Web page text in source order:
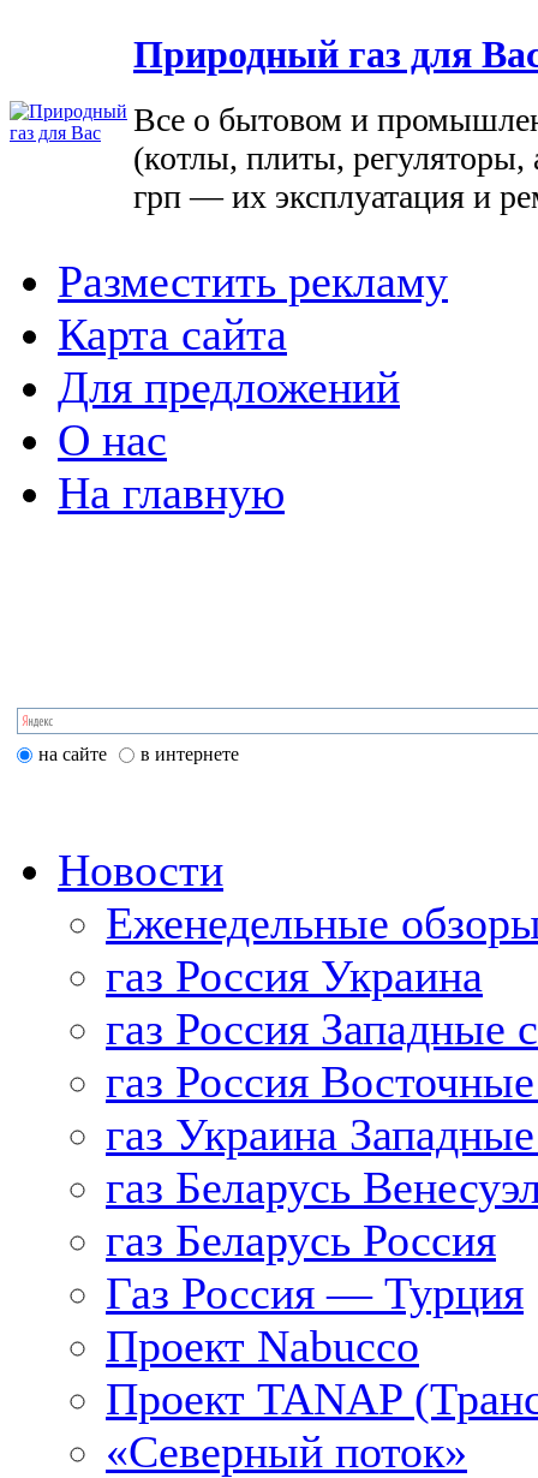
Природный газ для
Все о бытовом и
(котлы, плиты, регуляторы,
грп — их эксплуатация и
Разместить рекламу
Карта сайта
Для предложений
О нас
На главную
на сайте в интернете
Новости
Еженедельные
газ Россия Украина
газ Россия Западные
газ Россия
газ Украина
газ Беларусь
газ Беларусь Россия
Газ Россия — Турция
Проект Nabucco
Проект TANAP
«Северный поток»